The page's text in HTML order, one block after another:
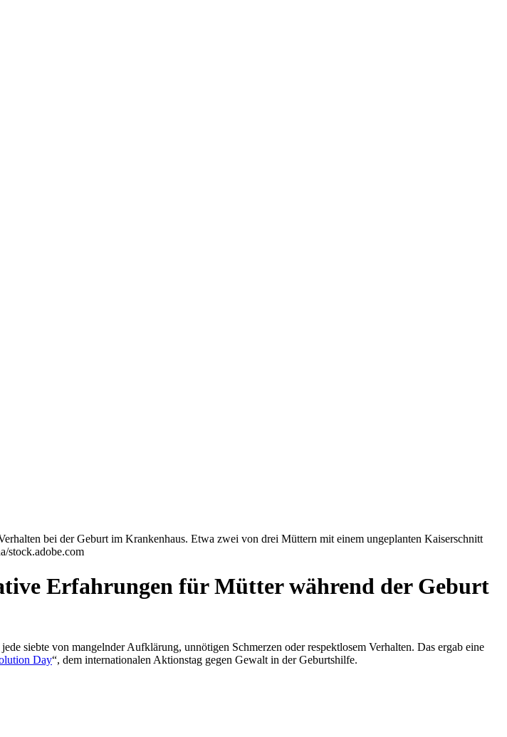
bei der Geburt im Krankenhaus. Etwa zwei von drei Müttern mit einem ungeplanten Kaiserschnitt
stock.adobe.com
Erfahrungen für Mütter während der Geburt
siebte von mangelnder Aufklärung, unnötigen Schmerzen oder respektlosem Verhalten. Das ergab eine
Day“, dem internationalen Aktionstag gegen Gewalt in der Geburtshilfe.